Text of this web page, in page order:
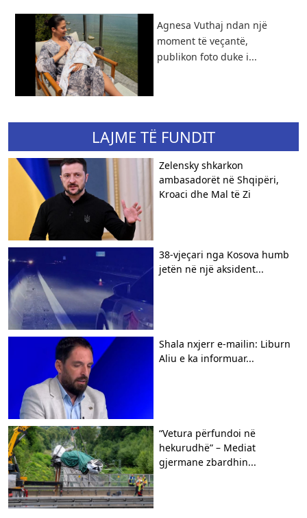
Agnesa Vuthaj ndan një
moment të veçantë,
publikon foto duke i...
LAJME TË FUNDIT
Zelensky shkarkon
ambasadorët në Shqipëri,
Kroaci dhe Mal të Zi
38-vjeçari nga Kosova humb
jetën në një aksident...
Shala nxjerr e-mailin: Liburn
Aliu e ka informuar...
“Vetura përfundoi në
hekurudhë” – Mediat
gjermane zbardhin...